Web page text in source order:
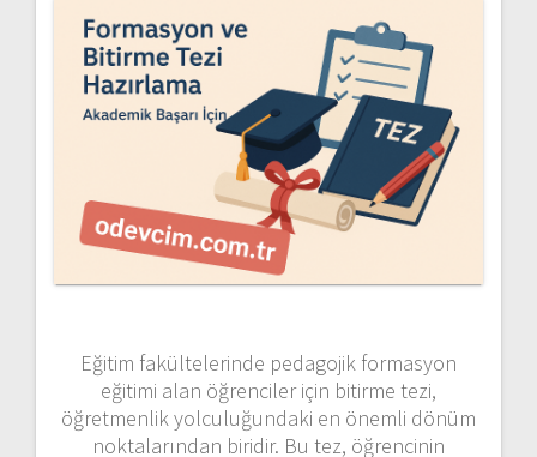
Eğitim fakültelerinde pedagojik formasyon
eğitimi alan öğrenciler için bitirme tezi,
öğretmenlik yolculuğundaki en önemli dönüm
noktalarından biridir. Bu tez, öğrencinin